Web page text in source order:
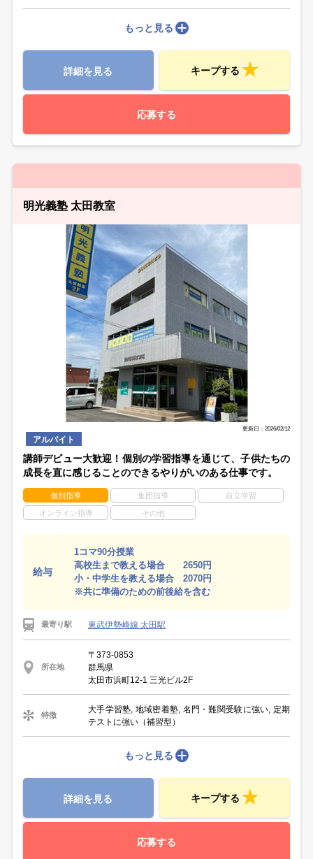
もっと見る
詳細を見る キープする
応募する
明光義塾 太田教室
更新日：2026/02/12
アルバイト
講師デビュー大歓迎！個別の学習指導を通じて、子供たちの
成長を直に感じることのできるやりがいのある仕事です。
個別指導 集団指導 自立学習
オンライン指導 その他
給与
1コマ90分授業
高校生まで教える場合 2650円
小・中学生を教える場合 2070円
※共に準備のための前後給を含む
最寄り駅 東武伊勢崎線 太田駅
所在地
〒373-0853
群馬県
太田市浜町12-1 三光ビル2F
特徴
大手学習塾, 地域密着塾, 名門・難関受験に強い, 定期
テストに強い（補習型）
もっと見る
詳細を見る キープする
応募する